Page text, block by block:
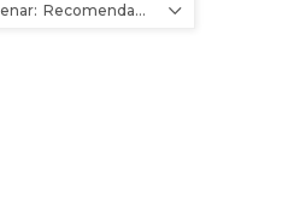
Recomendados